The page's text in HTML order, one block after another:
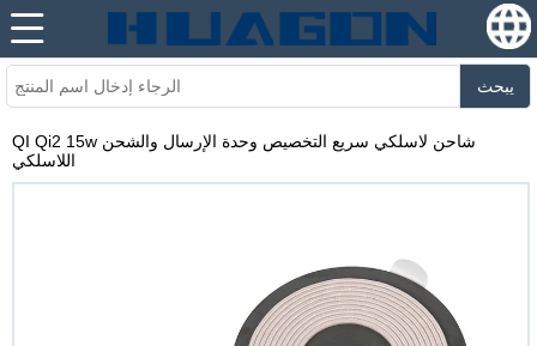
يبحث
QI Qi2 15w شاحن لاسلكي سريع التخصيص وحدة الإرسال والشحن
اللاسلكي